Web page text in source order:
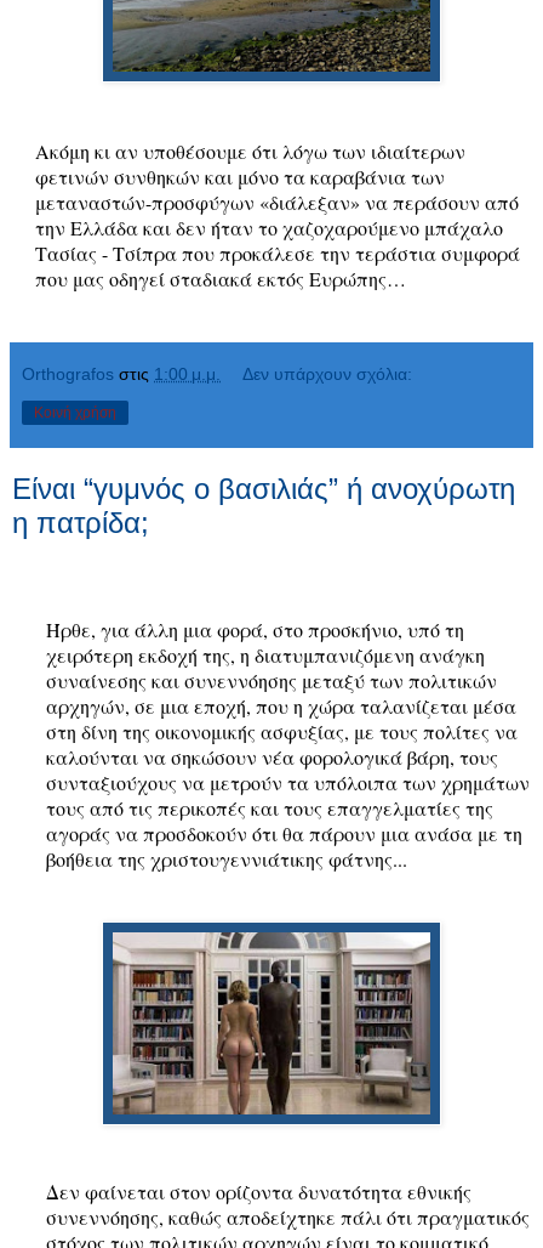
Ακόμη κι αν υποθέσουμε ότι λόγω των ιδιαίτερων
φετινών συνθηκών και μόνο τα καραβάνια των
μεταναστών-προσφύγων «διάλεξαν» να περάσουν από
την Ελλάδα και δεν ήταν το χαζοχαρούμενο μπάχαλο
Τασίας - Τσίπρα που προκάλεσε την τεράστια συμφορά
που μας οδηγεί σταδιακά εκτός Ευρώπης…
Orthografos στις 1:00 μ.μ. Δεν υπάρχουν σχόλια:
Κοινή χρήση
Είναι “γυμνός ο βασιλιάς” ή ανοχύρωτη
η πατρίδα;
Ήρθε, για άλλη μια φορά, στο προσκήνιο, υπό τη
χειρότερη εκδοχή της, η διατυμπανιζόμενη ανάγκη
συναίνεσης και συνεννόησης μεταξύ των πολιτικών
αρχηγών, σε μια εποχή, που η χώρα ταλανίζεται μέσα
στη δίνη της οικονομικής ασφυξίας, με τους πολίτες να
καλούνται να σηκώσουν νέα φορολογικά βάρη, τους
συνταξιούχους να μετρούν τα υπόλοιπα των χρημάτων
τους από τις περικοπές και τους επαγγελματίες της
αγοράς να προσδοκούν ότι θα πάρουν μια ανάσα με τη
βοήθεια της χριστουγεννιάτικης φάτνης...
Δεν φαίνεται στον ορίζοντα δυνατότητα εθνικής
συνεννόησης, καθώς αποδείχτηκε πάλι ότι πραγματικός
στόχος των πολιτικών αρχηγών είναι το κομματικό